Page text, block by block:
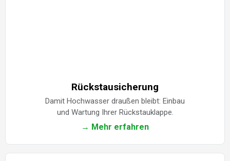
Rückstausicherung
Damit Hochwasser draußen bleibt: Einbau
und Wartung Ihrer Rückstauklappe.
→ Mehr erfahren